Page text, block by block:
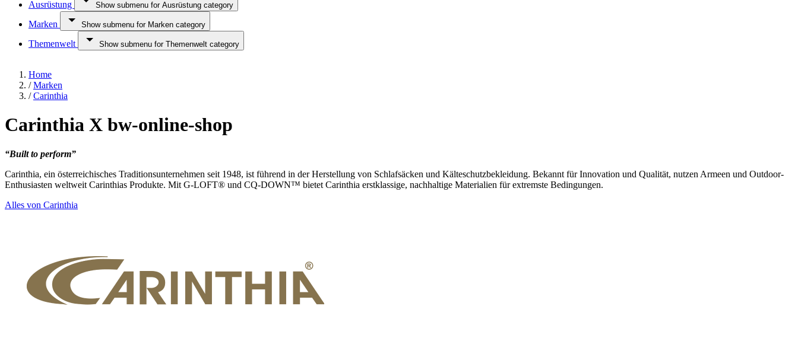
Ausrüstung Show submenu for Ausrüstung category
Marken Show submenu for Marken category
Themenwelt Show submenu for Themenwelt category
Home
/ Marken
/ Carinthia
Carinthia X bw-online-shop
“Built to perform”
Carinthia, ein österreichisches Traditionsunternehmen seit 1948, ist führend in der Herstellung von Schlafsäcken und Kälteschutzbekleidung. Bekannt für Innovation und Qualität, nutzen Armeen und Outdoor-
Enthusiasten weltweit Carinthias Produkte. Mit G-LOFT® und CQ-DOWN™ bietet Carinthia erstklassige, nachhaltige Materialien für extremste Bedingungen.
Alles von Carinthia